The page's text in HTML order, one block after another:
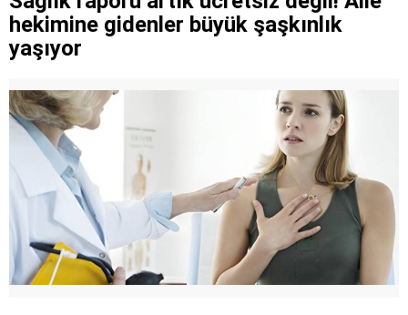
hekimine gidenler büyük şaşkınlık
yaşıyor